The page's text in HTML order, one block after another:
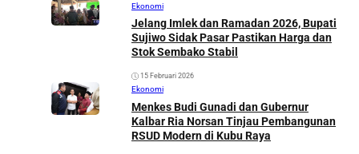
Ekonomi
Jelang Imlek dan Ramadan 2026, Bupati
Sujiwo Sidak Pasar Pastikan Harga dan
Stok Sembako Stabil
15 Februari 2026
Ekonomi
Menkes Budi Gunadi dan Gubernur
Kalbar Ria Norsan Tinjau Pembangunan
RSUD Modern di Kubu Raya